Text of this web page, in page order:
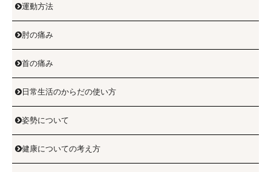
運動方法
肘の痛み
首の痛み
 日常生活のからだの使い方
姿勢について
健康についての考え方